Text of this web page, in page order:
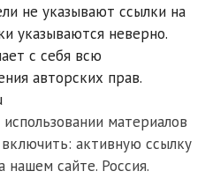
не указывают ссылки на
указываются неверно.
с себя всю
авторских прав.
материалов
активную ссылку
сайте. Россия.